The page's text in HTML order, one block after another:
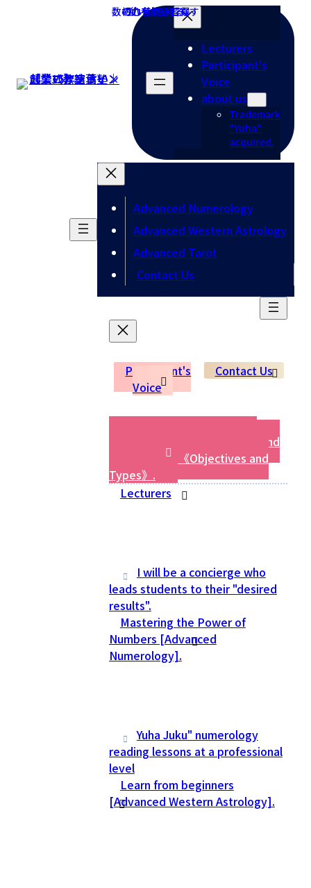
Lecturers
Participant's
Voice
about us
Trademark
"Yuha"
acquired.
Advanced Numerology
Advanced Western Astrology
Advanced Tarot
Contact Us
Participant's
Voice
Contact Us
Divination" for compatibility and
quick results 《Objectives and
Types》.
Lecturers
I will be a concierge who
leads students to their "desired
results".
Mastering the Power of
Numbers [Advanced
Numerology].
Yuha Juku" numerology
reading lessons at a professional
level
Learn from beginners
[Advanced Western Astrology].